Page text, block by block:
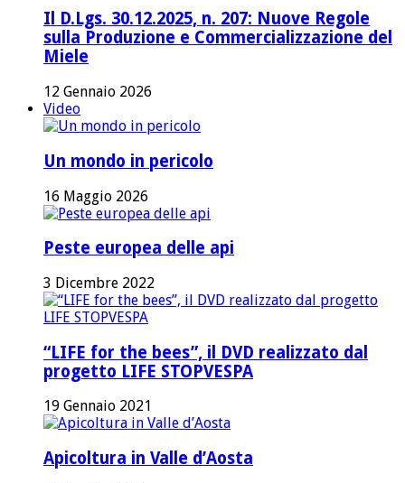
Il D.Lgs. 30.12.2025, n. 207: Nuove Regole
sulla Produzione e Commercializzazione del
Miele
12 Gennaio 2026
Video
Un mondo in pericolo
16 Maggio 2026
Peste europea delle api
3 Dicembre 2022
“LIFE for the bees”, il DVD realizzato dal
progetto LIFE STOPVESPA
19 Gennaio 2021
Apicoltura in Valle d’Aosta